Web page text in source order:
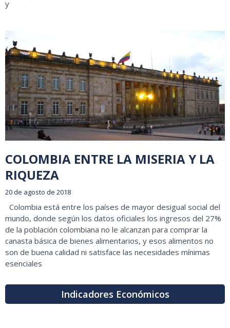
y
COLOMBIA ENTRE LA MISERIA Y LA
RIQUEZA
20 de agosto de 2018
Colombia está entre los países de mayor desigual social del
mundo, donde según los datos oficiales los ingresos del 27%
de la población colombiana no le alcanzan para comprar la
canasta básica de bienes alimentarios, y esos alimentos no
son de buena calidad ni satisface las necesidades mínimas
esenciales
Indicadores Económicos